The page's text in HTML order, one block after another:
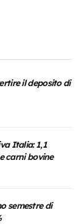
il deposito di
Italia: 1,1
carni bovine
semestre di